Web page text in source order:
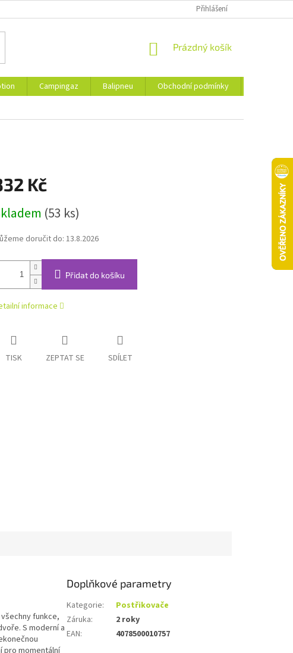
Přihlášení
NÁKUPNÍ
Prázdný košík
Campingaz Balipneu Obchodní podmínky
Kč
(53 ks)
doručit do:13.8.2026
Přidat do košíku
informace
TISK ZEPTAT SE SDÍLET
funkce,
S moderní a
pro momentální
Doplňkové parametry
Kategorie:
Postřikovače
Záruka:
2 roky
EAN: 4078500010757